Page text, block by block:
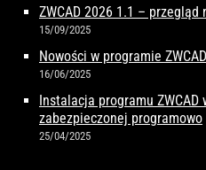
ZWCAD 2026 1.1 – przegląd
15/09/2025
Nowości w programie
16/06/2025
Instalacja programu
zabezpieczonej programowo
25/04/2025